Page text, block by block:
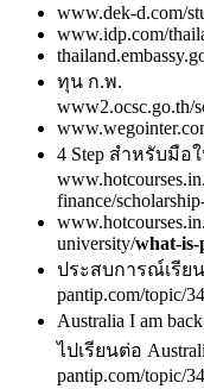
www.dek-d.com/
www.idp.com/
ทุน ก.พ.
www2.ocsc.go.th/
4 Step สำหรับมื
finance/
university/what-
ประสบการณ์เรีย
pantip.com/topic/
Australia I am
ไปเรียนต่อ
pantip.com/topic/